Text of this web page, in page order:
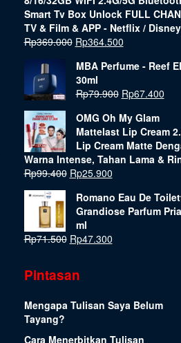
Smart Tv Box Unlock FULL
TV & Film & APP - Netflix / Disney
Rp369.000 Rp364.500
MBA Perfume - Reef
30ml
Rp79.900 Rp67.400
OMG Oh My Glam
Mattelast Lip Cream
Lip Cream Matte
Warna Intense, Tahan Lama &
Rp99.400 Rp25.900
Romano Eau De
Grandiose Parfum
ml
Rp71.500 Rp47.300
Pintasan
Mengapa Tulisan Saya Belum
Tayang?
Cara Menerbitkan Tulisan